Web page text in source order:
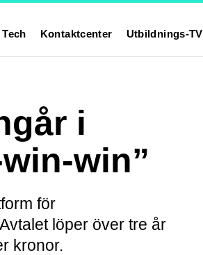
Tech Kontaktcenter Utbildnings-TV
i
win”
för
löper över tre år
kronor.